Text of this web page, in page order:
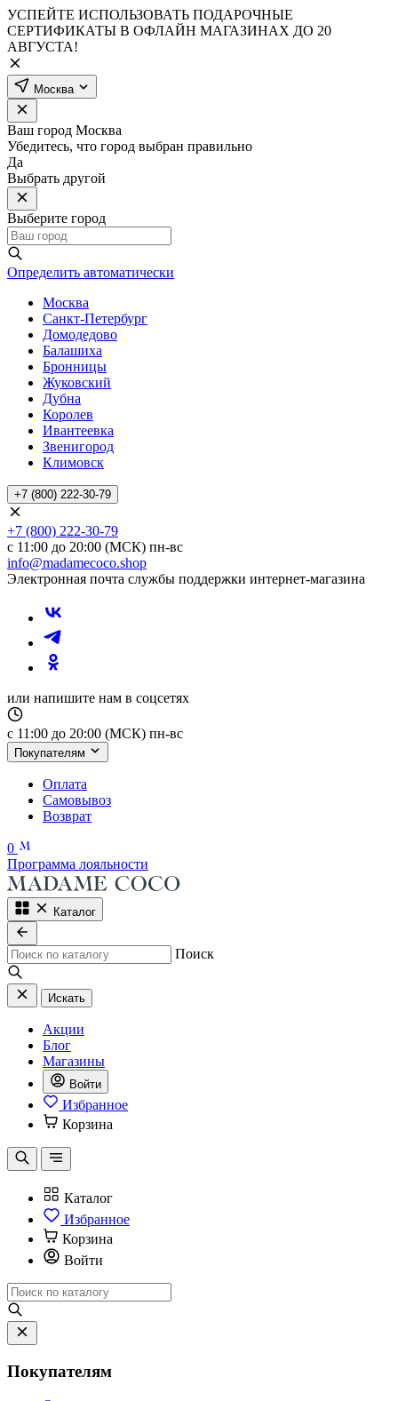
УСПЕЙТЕ ИСПОЛЬЗОВАТЬ ПОДАРОЧНЫЕ
СЕРТИФИКАТЫ В ОФЛАЙН МАГАЗИНАХ ДО 20
АВГУСТА!
Москва
Ваш город Москва
Убедитесь, что город выбран правильно
Да
Выбрать другой
Выберите город
Определить автоматически
Москва
Санкт-Петербург
Домодедово
Балашиха
Бронницы
Жуковский
Дубна
Королев
Ивантеевка
Звенигород
Климовск
+7 (800) 222-30-79
+7 (800) 222-30-79
с 11:00 до 20:00 (МСК) пн-вс
info@madamecoco.shop
Электронная почта службы поддержки интернет-магазина
или напишите нам в соцсетях
с 11:00 до 20:00 (МСК) пн-вс
Покупателям
Оплата
Самовывоз
Возврат
0
Программа лояльности
Каталог
Поиск
Искать
Акции
Блог
Магазины
Войти
Избранное
Корзина
Каталог
Избранное
Корзина
Войти
Покупателям